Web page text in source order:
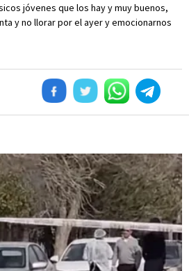
jóvenes que los hay y muy buenos,
y no llorar por el ayer y emocionarnos